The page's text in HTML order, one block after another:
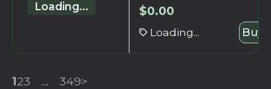
Loading... $0.00
Loading... Buy
123 ... 349>